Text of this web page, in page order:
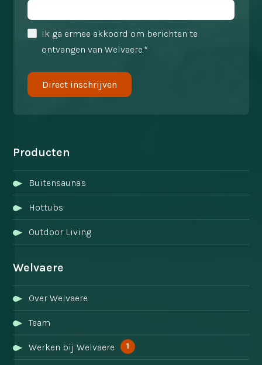
Ik ga ermee akkoord om berichten te
ontvangen van Welvaere.*
Producten
Buitensauna's
Hottubs
Outdoor Living
Welvaere
Over Welvaere
Team
Werken bij Welvaere 1